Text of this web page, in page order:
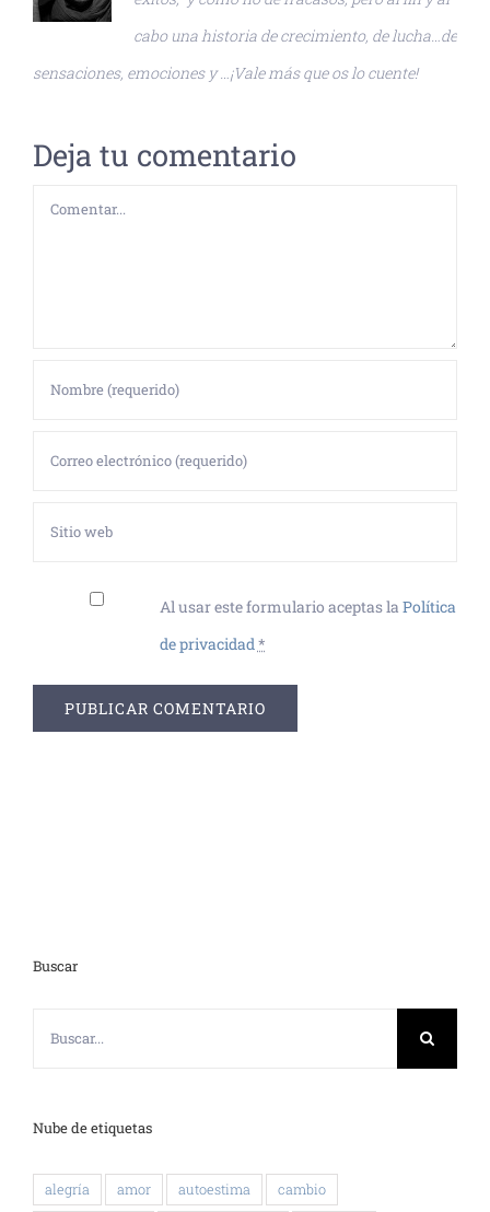
cabo una historia de crecimiento, de lucha…de
sensaciones, emociones y …¡Vale más que os lo cuente!
Deja tu comentario
Comentar
Al usar este formulario aceptas la Política
de privacidad *
Buscar
Nube de etiquetas
alegría amor autoestima cambio